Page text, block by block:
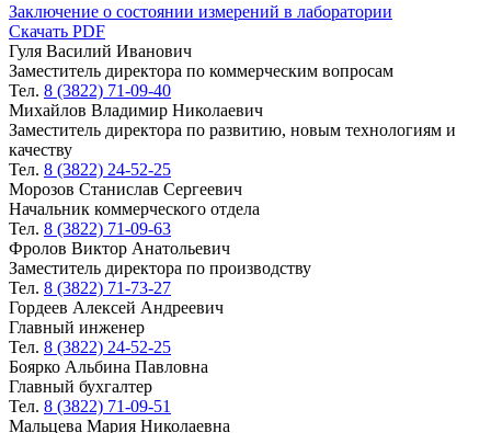
Заключение о состоянии измерений в лаборатории
Скачать PDF
Гуля Василий Иванович
Заместитель директора по коммерческим вопросам
Тел. 8 (3822) 71-09-40
Михайлов Владимир Николаевич
Заместитель директора по развитию, новым технологиям и
качеству
Тел. 8 (3822) 24-52-25
Морозов Станислав Сергеевич
Начальник коммерческого отдела
Тел. 8 (3822) 71-09-63
Фролов Виктор Анатольевич
Заместитель директора по производству
Тел. 8 (3822) 71-73-27
Гордеев Алексей Андреевич
Главный инженер
Тел. 8 (3822) 24-52-25
Боярко Альбина Павловна
Главный бухгалтер
Тел. 8 (3822) 71-09-51
Мальцева Мария Николаевна